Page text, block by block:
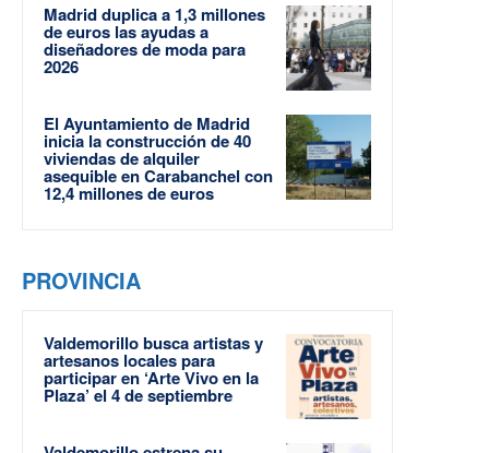
Madrid duplica a 1,3 millones
de euros las ayudas a
diseñadores de moda para
2026
El Ayuntamiento de Madrid
inicia la construcción de 40
viviendas de alquiler
asequible en Carabanchel con
12,4 millones de euros
PROVINCIA
Valdemorillo busca artistas y
artesanos locales para
participar en ‘Arte Vivo en la
Plaza’ el 4 de septiembre